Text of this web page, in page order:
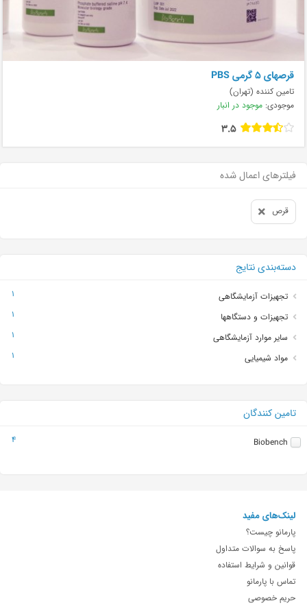
فیلترهای اعمال شده
قرص
دسته‌بندی نتایج
تجهیزات آزمایشگاهی
1
تجهیزات و دستگاهها
1
سایر موارد آزمایشگاهی
1
مواد شیمیایی
1
تامین کنندگان
Biobench
4
قرصهای ۵ گرمی PBS
تامین کننده (تهران)
موجودی: موجود در انبار
3.5
لینک‌های مفید
پارمانو چیست؟
پاسخ به سوالات متداول
قوانین و شرایط استفاده
تماس با پارمانو
حریم خصوصی